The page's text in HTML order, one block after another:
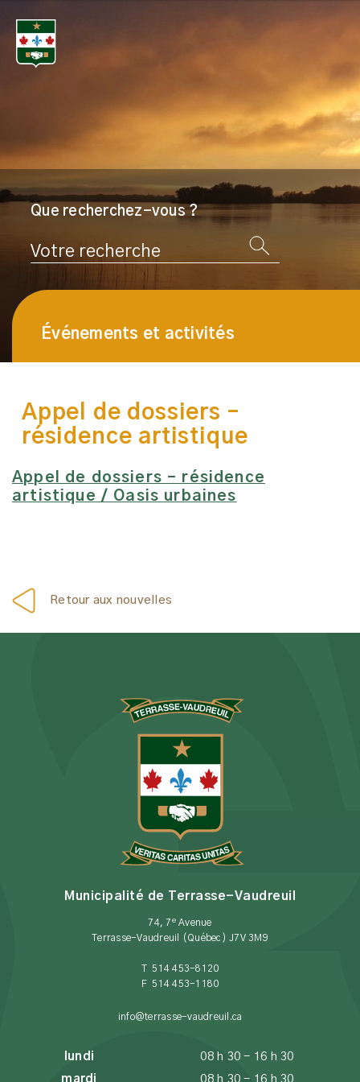
Appel de dossiers –
résidence artistique
Que recherchez-vous ?
Rechercher
Événements et activités
Appel de dossiers – résidence
artistique / Oasis urbaines
Retour aux nouvelles
Municipalité de Terrasse-Vaudreuil
74, 7 eAvenue
Terrasse-Vaudreuil (Québec) J7V 3M9
T 514 453-8120
F 514 453-1180
info@terrasse-vaudreuil.ca
lundi
08 h 30 - 16 h 30
mardi
08 h 30 - 16 h 30